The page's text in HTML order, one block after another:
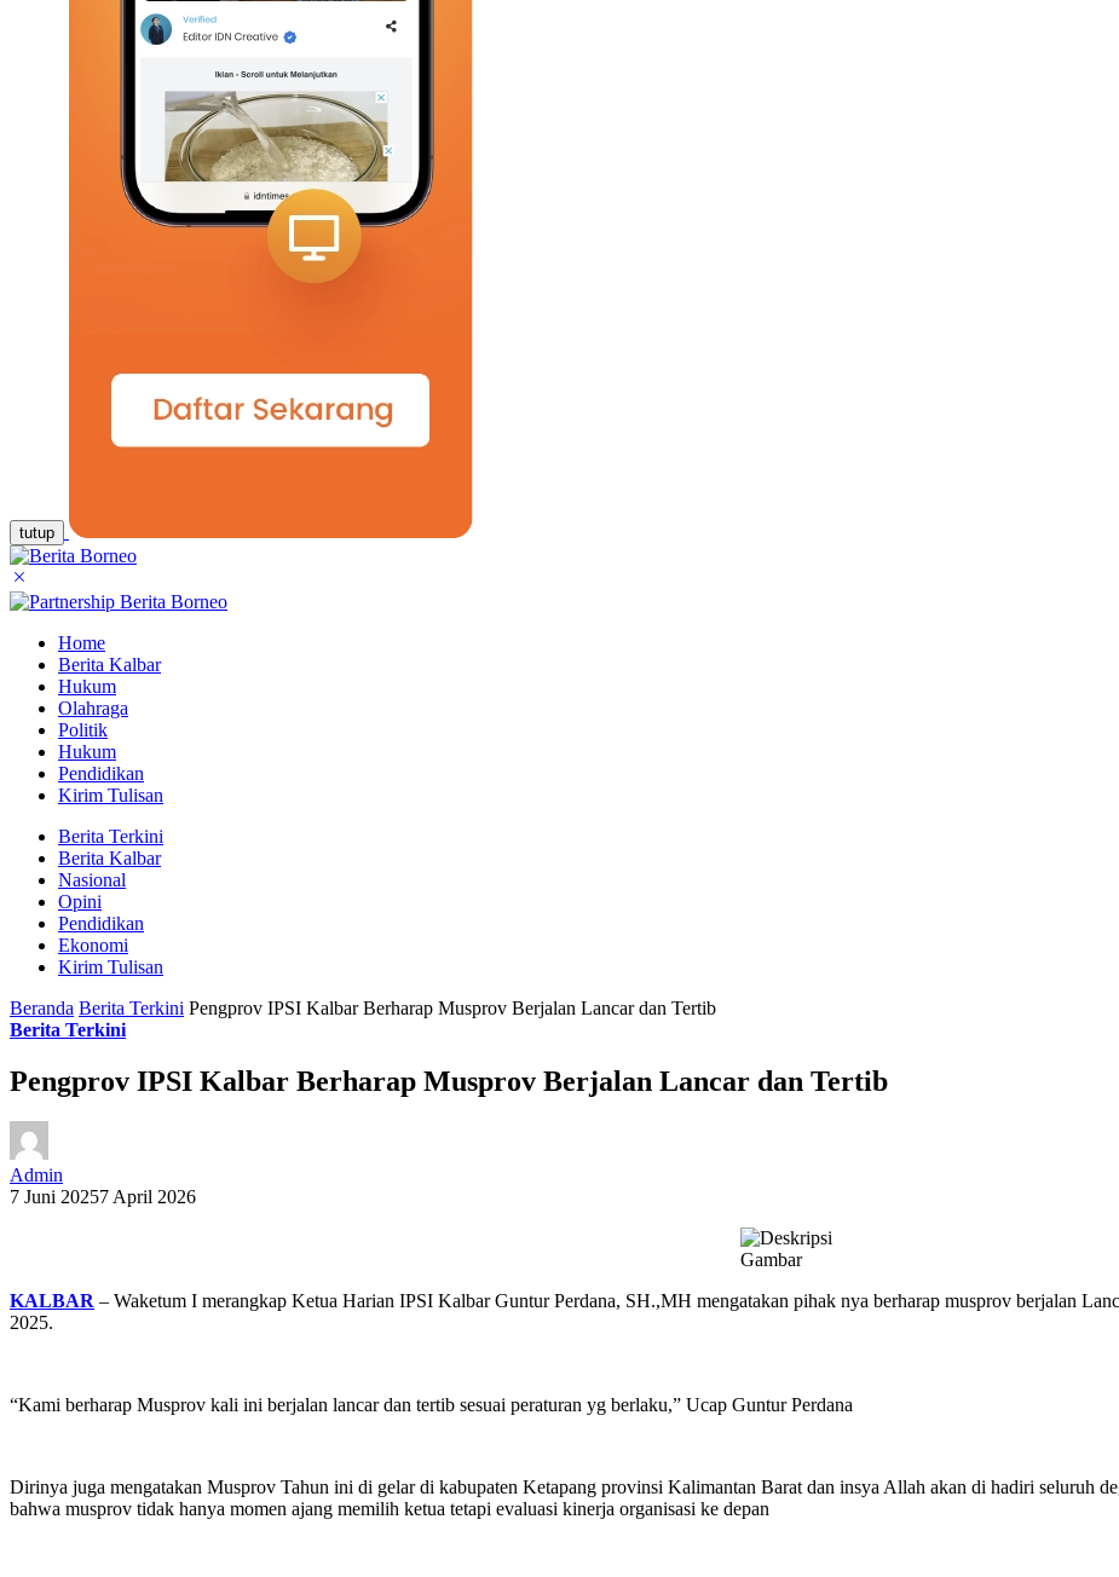
tutup
Home
Berita Kalbar
Hukum
Olahraga
Politik
Hukum
Pendidikan
Kirim Tulisan
Berita Terkini
Berita Kalbar
Nasional
Opini
Pendidikan
Ekonomi
Kirim Tulisan
Beranda Berita Terkini Pengprov IPSI Kalbar Berharap Musprov Berjalan Lancar dan Tertib
Berita Terkini
Pengprov IPSI Kalbar Berharap Musprov Berjalan Lancar dan Tertib
Admin
7 Juni 20257 April 2026
KALBAR – Waketum I merangkap Ketua Harian IPSI Kalbar Guntur Perdana, SH.,MH mengatakan pihak nya berharap musprov berjalan
2025.
“Kami berharap Musprov kali ini berjalan lancar dan tertib sesuai peraturan yg berlaku,” Ucap Guntur Perdana
Dirinya juga mengatakan Musprov Tahun ini di gelar di kabupaten Ketapang provinsi Kalimantan Barat dan insya Allah akan di hadiri seluruh
bahwa musprov tidak hanya momen ajang memilih ketua tetapi evaluasi kinerja organisasi ke depan